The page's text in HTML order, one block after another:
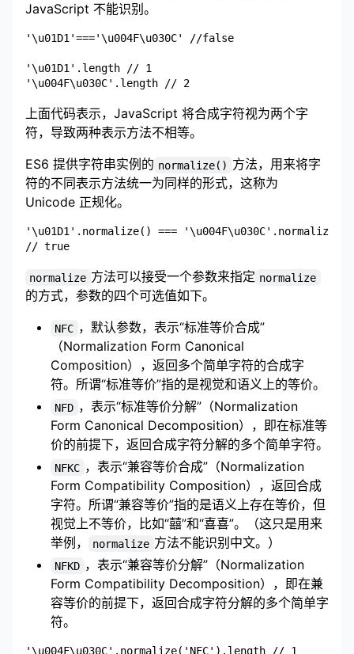
JavaScript 不能识别。
'\u01D1'==='\u004F\u030C' //false
'\u01D1'.length // 1
上面代码表示，JavaScript 将合成字符视为两个字
符，导致两种表示方法不相等。
ES6 提供字符串实例的 normalize() 方法，用来将字
符的不同表示方法统一为同样的形式，这称为
Unicode 正规化。
'\u01D1'.normalize() === '\u004F\u030C'.normalize()
normalize 方法可以接受一个参数来指定 normalize
的方式，参数的四个可选值如下。
NFC ，默认参数，表示“标准等价合成”
（Normalization Form Canonical
Composition），返回多个简单字符的合成字
符。所谓“标准等价”指的是视觉和语义上的等价。
NFD ，表示“标准等价分解”（Normalization
Form Canonical Decomposition），即在标准等
价的前提下，返回合成字符分解的多个简单字符。
NFKC ，表示“兼容等价合成”（Normalization
Form Compatibility Composition），返回合成
字符。所谓“兼容等价”指的是语义上存在等价，但
视觉上不等价，比如“囍”和“喜喜”。（这只是用来
举例，
normalize 方法不能识别中文。）
NFKD ，表示“兼容等价分解”（Normalization
Form Compatibility Decomposition），即在兼
容等价的前提下，返回合成字符分解的多个简单字
符。
'\u004F\u030C'.normalize('NFC').length // 1